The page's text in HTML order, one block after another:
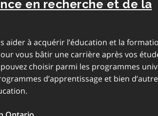
en recherche et de la
aider à acquérir l’éducation et la
vous bâtir une carrière après vos
choisir parmi les programmes
d’apprentissage et bien